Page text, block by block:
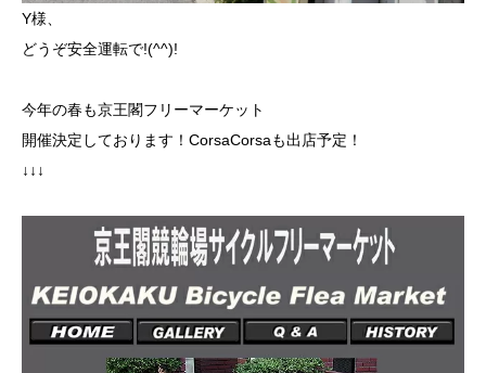
Y様、
どうぞ安全運転で!(^^)!
今年の春も京王閣フリーマーケット
開催決定しております！CorsaCorsaも出店予定！
↓↓↓